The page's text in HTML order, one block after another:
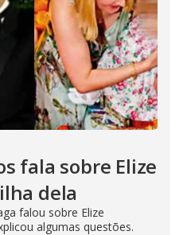
fala sobre Elize
dela
falou sobre Elize
algumas questões.